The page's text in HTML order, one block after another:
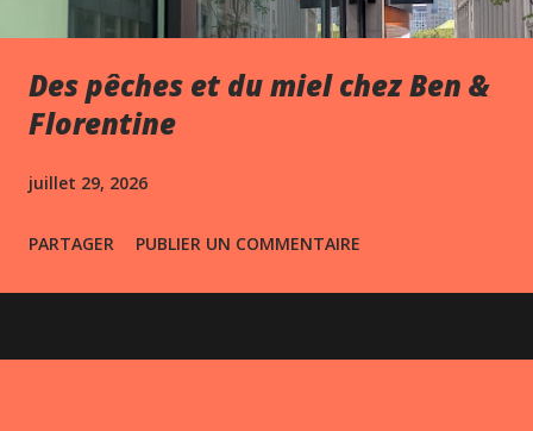
Des pêches et du miel chez Ben &
Florentine
juillet 29, 2026
PARTAGER PUBLIER UN COMMENTAIRE